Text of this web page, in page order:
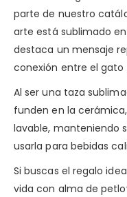
parte de nuestro
arte está sublimado
destaca un mensaje
conexión entre el gato
Al ser una taza
funden en la
lavable, manteniendo
usarla para bebidas
Si buscas el regalo
vida con alma de